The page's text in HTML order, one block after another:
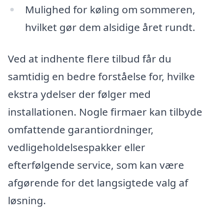
Mulighed for køling om sommeren,
hvilket gør dem alsidige året rundt.
Ved at indhente flere tilbud får du
samtidig en bedre forståelse for, hvilke
ekstra ydelser der følger med
installationen. Nogle firmaer kan tilbyde
omfattende garantiordninger,
vedligeholdelsespakker eller
efterfølgende service, som kan være
afgørende for det langsigtede valg af
løsning.